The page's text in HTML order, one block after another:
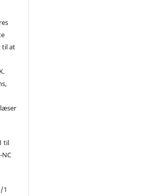
til at
til
NC
1